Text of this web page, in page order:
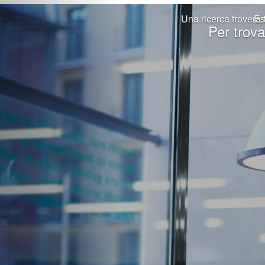
Per
Una ricerca